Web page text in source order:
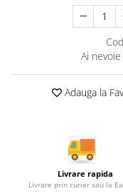
Scule si unelte
Cosuri Jolly si coloane
Ai
Adauga la
Livrare rapida
Livrare prin curier sau la